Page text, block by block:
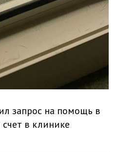
запрос на помощь в
в клинике